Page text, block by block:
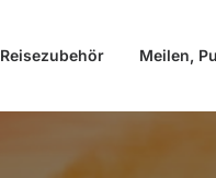
Reisezubehör Meilen,